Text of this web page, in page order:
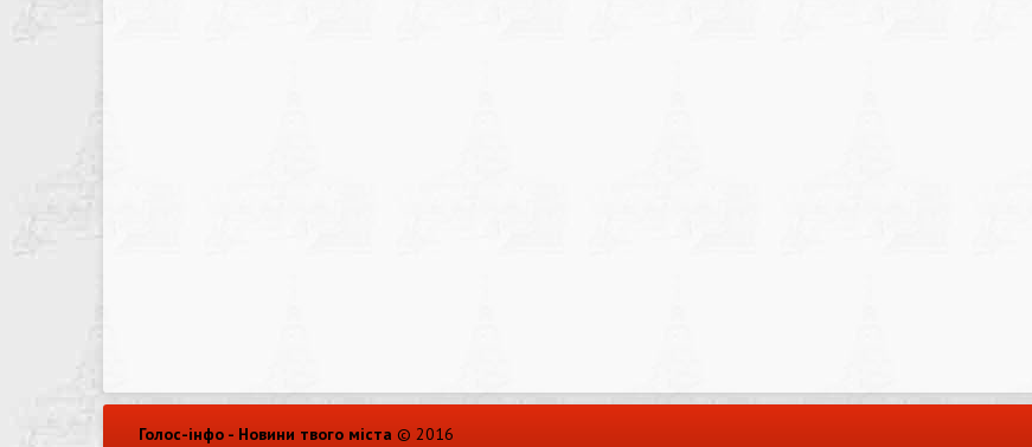
Голос-інфо - Новини твого міста © 2016